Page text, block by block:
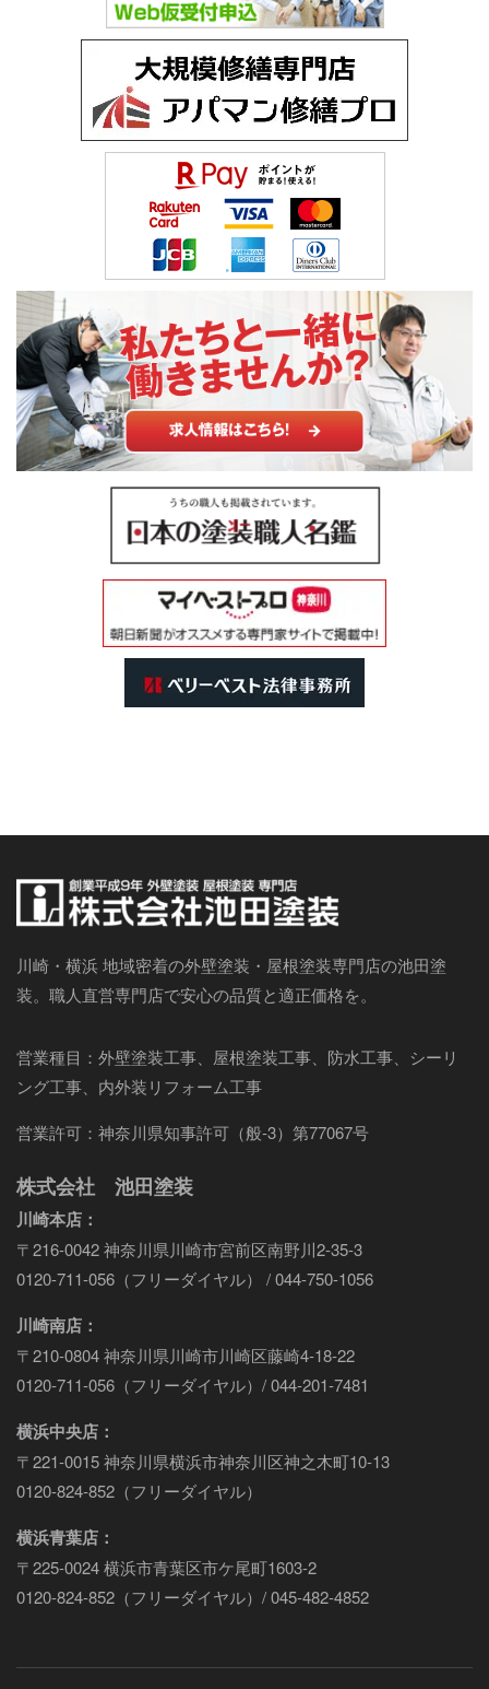
川崎・横浜 地域密着の外壁塗装・屋根塗装専門店の池田塗
装。職人直営専門店で安心の品質と適正価格を。
営業種目：外壁塗装工事、屋根塗装工事、防水工事、シーリ
ング工事、内外装リフォーム工事
営業許可：神奈川県知事許可（般-3）第77067号
株式会社 池田塗装
川崎本店：
〒216-0042 神奈川県川崎市宮前区南野川2-35-3
0120-711-056（フリーダイヤル） / 044-750-1056
川崎南店：
〒210-0804 神奈川県川崎市川崎区藤崎4-18-22
0120-711-056（フリーダイヤル）/ 044-201-7481
横浜中央店：
〒221-0015 神奈川県横浜市神奈川区神之木町10-13
0120-824-852（フリーダイヤル）
横浜青葉店：
〒225-0024 横浜市青葉区市ケ尾町1603-2
0120-824-852（フリーダイヤル）/ 045-482-4852